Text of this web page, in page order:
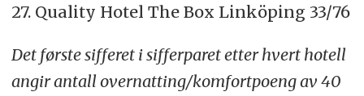
27. Quality Hotel The Box Linköping 33/76
Det første sifferet i sifferparet etter hvert hotell
angir antall overnatting/komfortpoeng av 40